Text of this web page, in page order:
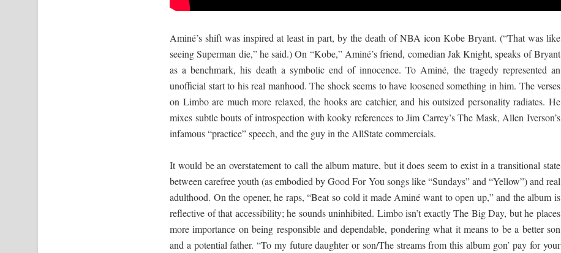
Aminé’s shift was inspired at least in part, by the death of NBA icon Kobe Bryant. (“That was like
seeing Superman die,” he said.) On “Kobe,” Aminé’s friend, comedian Jak Knight, speaks of Bryant
as a benchmark, his death a symbolic end of innocence. To Aminé, the tragedy represented an
unofficial start to his real manhood. The shock seems to have loosened something in him. The verses
on Limbo are much more relaxed, the hooks are catchier, and his outsized personality radiates. He
mixes subtle bouts of introspection with kooky references to Jim Carrey’s The Mask, Allen Iverson’s
infamous “practice” speech, and the guy in the AllState commercials.
It would be an overstatement to call the album mature, but it does seem to exist in a transitional state
between carefree youth (as embodied by Good For You songs like “Sundays” and “Yellow”) and real
adulthood. On the opener, he raps, “Beat so cold it made Aminé want to open up,” and the album is
reflective of that accessibility; he sounds uninhibited. Limbo isn’t exactly The Big Day, but he places
more importance on being responsible and dependable, pondering what it means to be a better son
and a potential father. “To my future daughter or son/The streams from this album gon’ pay for your